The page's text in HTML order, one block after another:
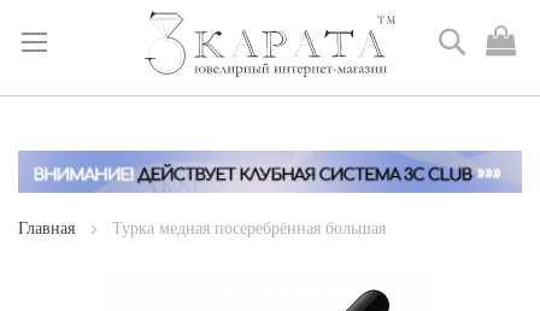
Skip
Content
Поиск
Главная Турка медная посеребрённая большая